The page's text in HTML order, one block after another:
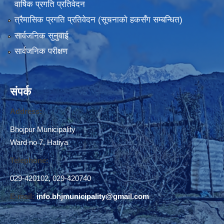
वार्षिक प्रगति प्रतिवेदन
त्रैमासिक प्रगति प्रतिवेदन (सूचनाकाे हकसँग सम्बन्धित)
सार्वजनिक सुनुवाई
सार्वजनिक परीक्षण
संपर्क
Address:
Bhojpur Municipality
Ward no 7, Hatiya
Telephone:
029-420102,029-420740
E-mail:info.bhjmunicipality@gmail.com